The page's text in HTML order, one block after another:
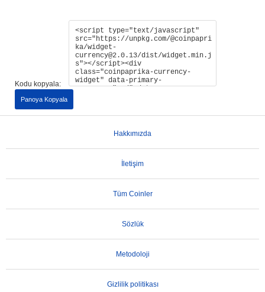
Kodu kopyala:
Panoya Kopyala
Hakkımızda
İletişim
Tüm Coinler
Sözlük
Metodoloji
Gizlilik politikası